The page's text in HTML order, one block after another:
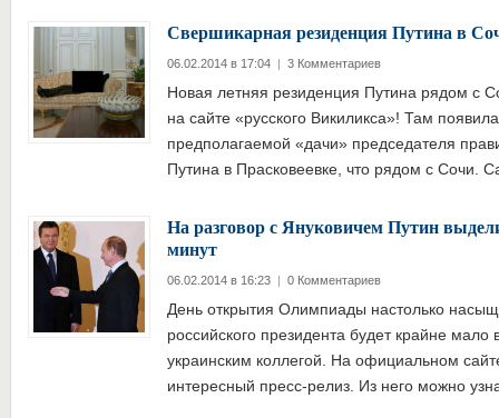
Свершикарная резиденция Путина в
06.02.2014 в 17:04 | 3 Комментариев
Новая летняя резиденция Путина рядом с
на сайте «русского Викиликса»! Там
предполагаемой «дачи» председателя
Путина в Прасковеевке, что рядом с Сочи.
На разговор с Януковичем Путин
минут
06.02.2014 в 16:23 | 0 Комментариев
День открытия Олимпиады настолько
российского президента будет крайне
украинским коллегой. На официальном
интересный пресс-релиз. Из него можно